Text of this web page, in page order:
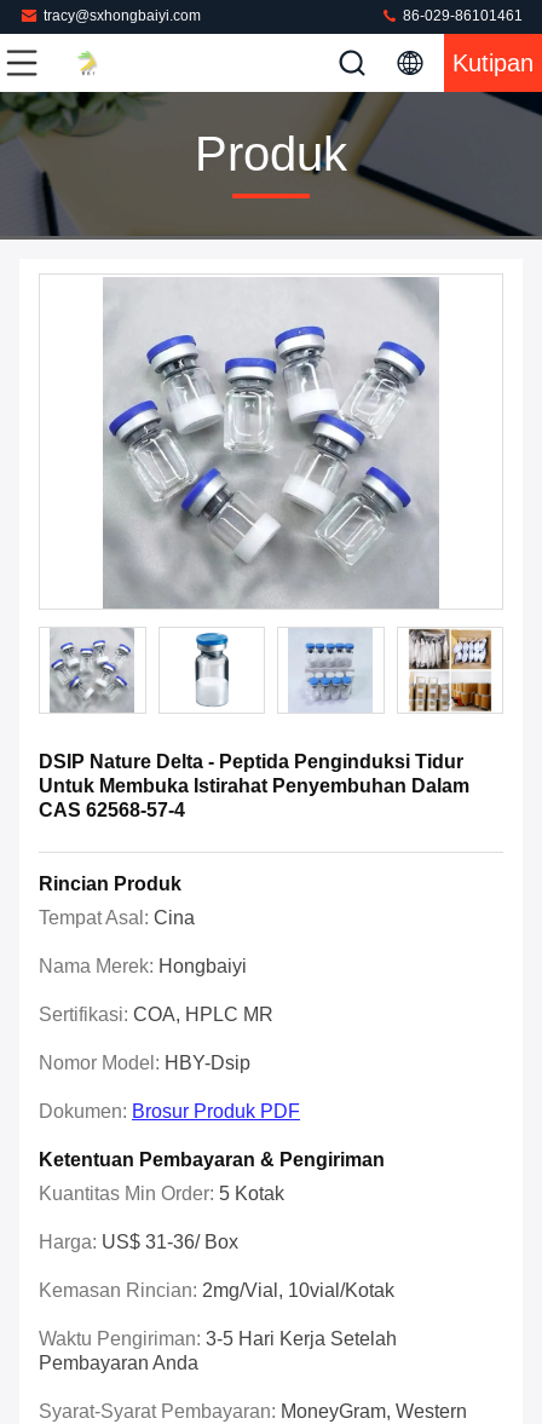
tracy@sxhongbaiyi.com 86-029-86101461
Kutipan
Produk
DSIP Nature Delta - Peptida Penginduksi Tidur
Untuk Membuka Istirahat Penyembuhan Dalam
CAS 62568-57-4
Rincian Produk
Tempat Asal: Cina
Nama Merek: Hongbaiyi
Sertifikasi: COA, HPLC MR
Nomor Model: HBY-Dsip
Dokumen: Brosur Produk PDF
Ketentuan Pembayaran & Pengiriman
Kuantitas Min Order: 5 Kotak
Harga: US$ 31-36/ Box
Kemasan Rincian: 2mg/vial, 10vial/kotak
Waktu Pengiriman: 3-5 Hari Kerja Setelah
Pembayaran Anda
Syarat-Syarat Pembayaran: MoneyGram, Western